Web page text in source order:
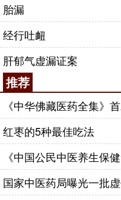
胎漏
经行吐衄
肝郁气虚漏证案
推荐
《中华佛藏医药全集》
红枣的5种最佳吃法
《中国公民中医养生保
国家中医药局曝光一批